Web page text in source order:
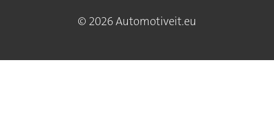
© 2026 Automotiveit.eu